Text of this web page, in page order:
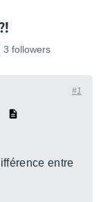
3 followers
#1
entre